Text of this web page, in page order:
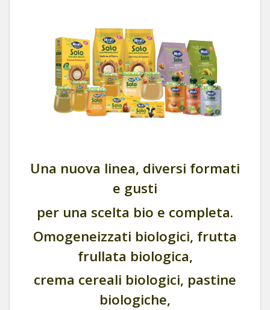
Una nuova linea, diversi formati
e gusti
per una scelta bio e completa.
Omogeneizzati biologici, frutta
frullata biologica,
crema cereali biologici, pastine
biologiche,